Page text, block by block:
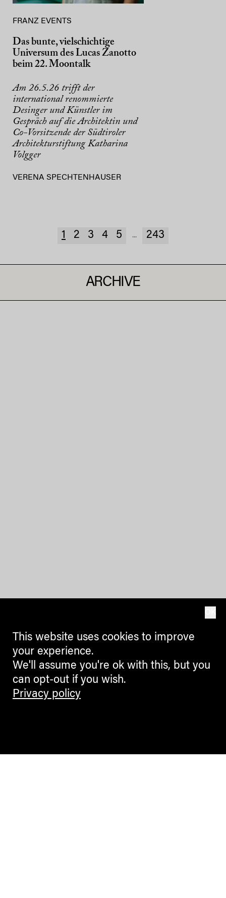
FRANZ EVENTS
Das bunte, vielschichtige
Universum des Lucas Zanotto
beim 22. Moontalk
Am 26.5.26 trifft der
international renommierte
Desinger und Künstler im
Gespräch auf die Architektin und
Co-Vorsitzende der Südtiroler
Architekturstiftung Katharina
Volgger
VERENA SPECHTENHAUSER
1 2 3 4 5 ... 243
ARCHIVE
This website uses cookies to improve
your experience.
We'll assume you're ok with this, but you
can opt-out if you wish.
Privacy policy